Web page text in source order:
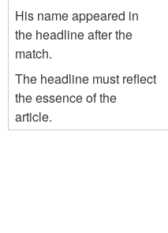
His name appeared in
the headline after the
match.
The headline must reflect
the essence of the
article.